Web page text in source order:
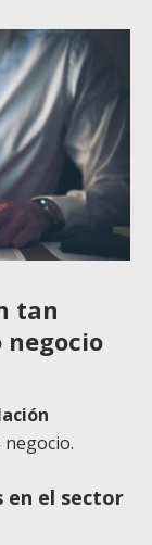
tan
en el sector